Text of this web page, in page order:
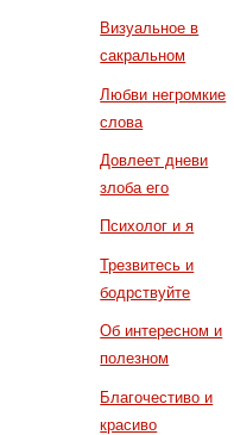
Визуальное в
сакральном
Любви негромкие
слова
Довлеет дневи
злоба его
Психолог и я
Трезвитесь и
бодрствуйте
Об интересном и
полезном
Благочестиво и
красиво